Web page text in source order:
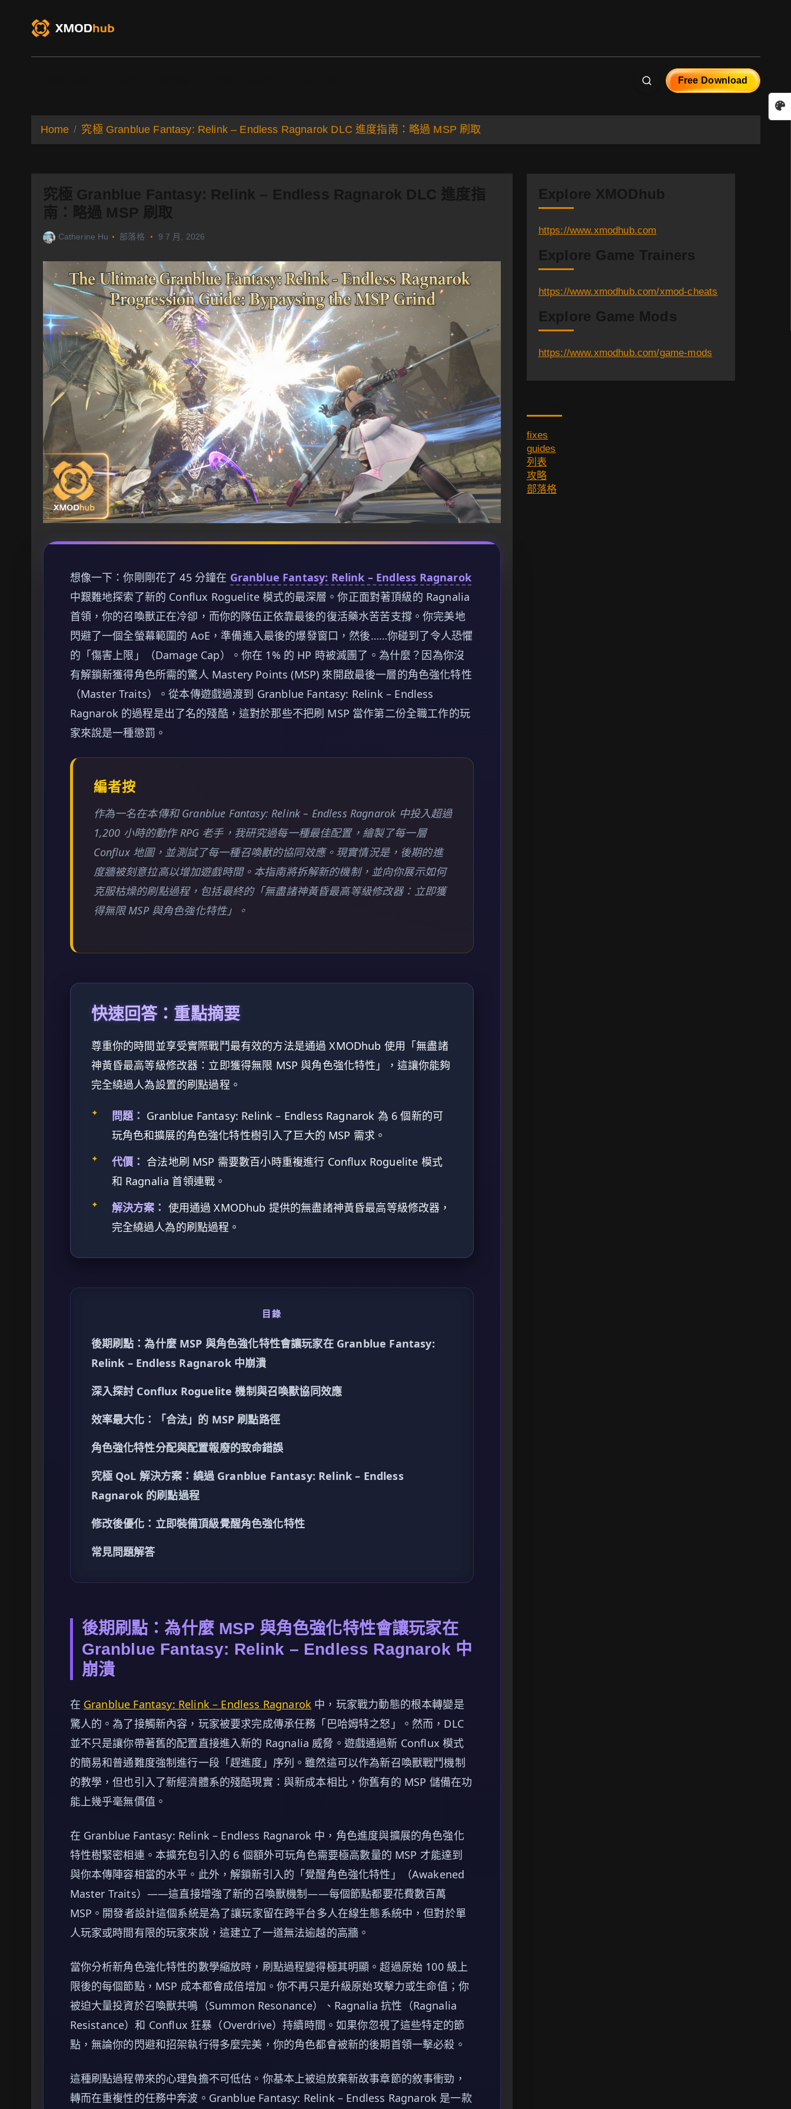
Free Download
Home 究極 Granblue Fantasy: Relink – Endless Ragnarok DLC 進度指南：略過 MSP 刷取
究極 Granblue Fantasy: Relink – Endless Ragnarok DLC 進度指
南：略過 MSP 刷取
Catherine Hu 部落格 9 7 月, 2026
想像一下：你剛剛花了 45 分鐘在 Granblue Fantasy: Relink – Endless Ragnarok
中艱難地探索了新的 Conflux Roguelite 模式的最深層。你正面對著頂級的 Ragnalia
首領，你的召喚獸正在冷卻，而你的隊伍正依靠最後的復活藥水苦苦支撐。你完美地
閃避了一個全螢幕範圍的 AoE，準備進入最後的爆發窗口，然後……你碰到了令人恐懼
的「傷害上限」（Damage Cap）。你在 1% 的 HP 時被滅團了。為什麼？因為你沒
有解鎖新獲得角色所需的驚人 Mastery Points (MSP) 來開啟最後一層的角色強化特性
（Master Traits）。從本傳遊戲過渡到 Granblue Fantasy: Relink – Endless
Ragnarok 的過程是出了名的殘酷，這對於那些不把刷 MSP 當作第二份全職工作的玩
家來說是一種懲罰。
編者按
作為一名在本傳和 Granblue Fantasy: Relink – Endless Ragnarok 中投入超過
1,200 小時的動作 RPG 老手，我研究過每一種最佳配置，繪製了每一層
Conflux 地圖，並測試了每一種召喚獸的協同效應。現實情況是，後期的進
度牆被刻意拉高以增加遊戲時間。本指南將拆解新的機制，並向你展示如何
克服枯燥的刷點過程，包括最終的「無盡諸神黃昏最高等級修改器：立即獲
得無限 MSP 與角色強化特性」。
快速回答：重點摘要
尊重你的時間並享受實際戰鬥最有效的方法是通過 XMODhub 使用「無盡諸
神黃昏最高等級修改器：立即獲得無限 MSP 與角色強化特性」，這讓你能夠
完全繞過人為設置的刷點過程。
✦ 問題： Granblue Fantasy: Relink – Endless Ragnarok 為 6 個新的可
玩角色和擴展的角色強化特性樹引入了巨大的 MSP 需求。
✦ 代價： 合法地刷 MSP 需要數百小時重複進行 Conflux Roguelite 模式
和 Ragnalia 首領連戰。
✦ 解決方案： 使用通過 XMODhub 提供的無盡諸神黃昏最高等級修改器，
完全繞過人為的刷點過程。
目錄
後期刷點：為什麼 MSP 與角色強化特性會讓玩家在 Granblue Fantasy:
Relink – Endless Ragnarok 中崩潰
深入探討 Conflux Roguelite 機制與召喚獸協同效應
效率最大化：「合法」的 MSP 刷點路徑
角色強化特性分配與配置報廢的致命錯誤
究極 QoL 解決方案：繞過 Granblue Fantasy: Relink – Endless
Ragnarok 的刷點過程
修改後優化：立即裝備頂級覺醒角色強化特性
常見問題解答
後期刷點：為什麼 MSP 與角色強化特性會讓玩家在
Granblue Fantasy: Relink – Endless Ragnarok 中
崩潰
在 Granblue Fantasy: Relink – Endless Ragnarok 中，玩家戰力動態的根本轉變是
驚人的。為了接觸新內容，玩家被要求完成傳承任務「巴哈姆特之怒」。然而，DLC
並不只是讓你帶著舊的配置直接進入新的 Ragnalia 威脅。遊戲通過新 Conflux 模式
的簡易和普通難度強制進行一段「趕進度」序列。雖然這可以作為新召喚獸戰鬥機制
的教學，但也引入了新經濟體系的殘酷現實：與新成本相比，你舊有的 MSP 儲備在功
能上幾乎毫無價值。
在 Granblue Fantasy: Relink – Endless Ragnarok 中，角色進度與擴展的角色強化
特性樹緊密相連。本擴充包引入的 6 個額外可玩角色需要極高數量的 MSP 才能達到
與你本傳陣容相當的水平。此外，解鎖新引入的「覺醒角色強化特性」（Awakened
Master Traits）——這直接增強了新的召喚獸機制——每個節點都要花費數百萬
MSP。開發者設計這個系統是為了讓玩家留在跨平台多人在線生態系統中，但對於單
人玩家或時間有限的玩家來說，這建立了一道無法逾越的高牆。
當你分析新角色強化特性的數學縮放時，刷點過程變得極其明顯。超過原始 100 級上
限後的每個節點，MSP 成本都會成倍增加。你不再只是升級原始攻擊力或生命值；你
被迫大量投資於召喚獸共鳴（Summon Resonance）、Ragnalia 抗性（Ragnalia
Resistance）和 Conflux 狂暴（Overdrive）持續時間。如果你忽視了這些特定的節
點，無論你的閃避和招架執行得多麼完美，你的角色都會被新的後期首領一擊必殺。
這種刷點過程帶來的心理負擔不可低估。你基本上被迫放棄新故事章節的敘事衝勁，
轉而在重複性的任務中奔波。Granblue Fantasy: Relink – Endless Ragnarok 是一款
Explore XMODhub
https://www.xmodhub.com
Explore Game Trainers
https://www.xmodhub.com/xmod-cheats
Explore Game Mods
https://www.xmodhub.com/game-mods
fixes
guides
列表
攻略
部落格